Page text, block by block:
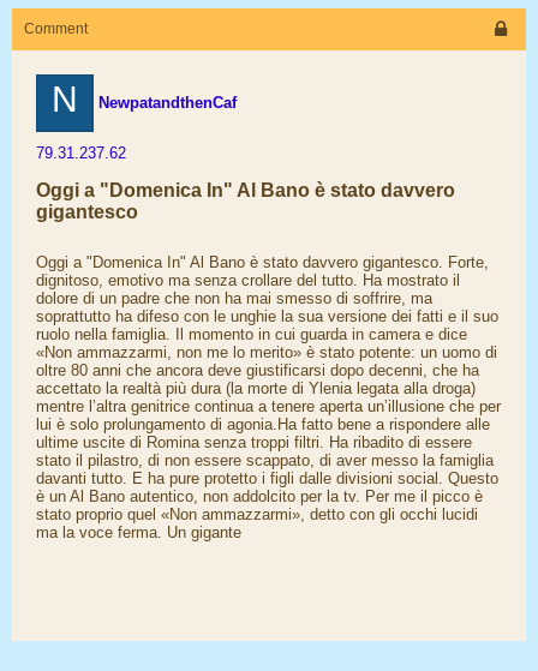
Comment
N NewpatandthenCaf
79.31.237.62
Oggi a "Domenica In" Al Bano è stato davvero
gigantesco
Oggi a "Domenica In" Al Bano è stato davvero gigantesco. Forte,
dignitoso, emotivo ma senza crollare del tutto. Ha mostrato il
dolore di un padre che non ha mai smesso di soffrire, ma
soprattutto ha difeso con le unghie la sua versione dei fatti e il suo
ruolo nella famiglia. Il momento in cui guarda in camera e dice
«Non ammazzarmi, non me lo merito» è stato potente: un uomo di
oltre 80 anni che ancora deve giustificarsi dopo decenni, che ha
accettato la realtà più dura (la morte di Ylenia legata alla droga)
mentre l’altra genitrice continua a tenere aperta un’illusione che per
lui è solo prolungamento di agonia.Ha fatto bene a rispondere alle
ultime uscite di Romina senza troppi filtri. Ha ribadito di essere
stato il pilastro, di non essere scappato, di aver messo la famiglia
davanti tutto. E ha pure protetto i figli dalle divisioni social. Questo
è un Al Bano autentico, non addolcito per la tv. Per me il picco è
stato proprio quel «Non ammazzarmi», detto con gli occhi lucidi
ma la voce ferma. Un gigante